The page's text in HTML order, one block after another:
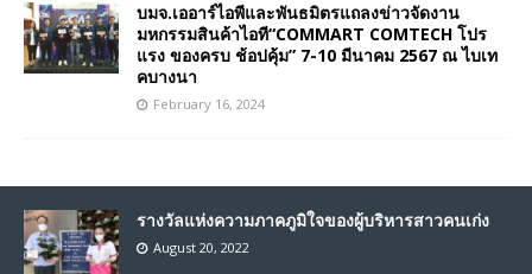
บมจ.เออาร์ไอพีและพันธมิตรแถลงข่าวจัดงาน
มหกรรมสินค้าไอที“COMMART COMTECH โปร
แรง ของครบ ช้อปคุ้ม” 7-10 มีนาคม 2567 ณ ไบเท
คบางนา
February 16, 2024
รางวัลแห่งความภาคภูมิใจของผู้บริหารสาวคนเก่ง
August 20, 2022